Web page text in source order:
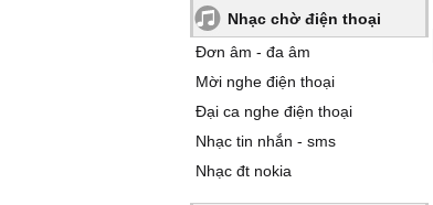
Nhạc chờ điện thoại
Đơn âm - đa âm
Mời nghe điện thoại
Đại ca nghe điện thoại
Nhạc tin nhắn - sms
Nhạc đt nokia